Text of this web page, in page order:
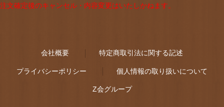
注文確定後のキャンセル・内容変更はいたしかねます。
会社概要 特定商取引法に関する記述
プライバシーポリシー 個人情報の取り扱いについて
Z会グループ